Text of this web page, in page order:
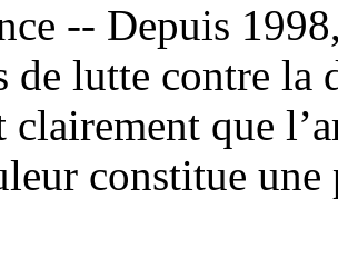
-- Depuis
de lutte contre la
clairement que
constitue